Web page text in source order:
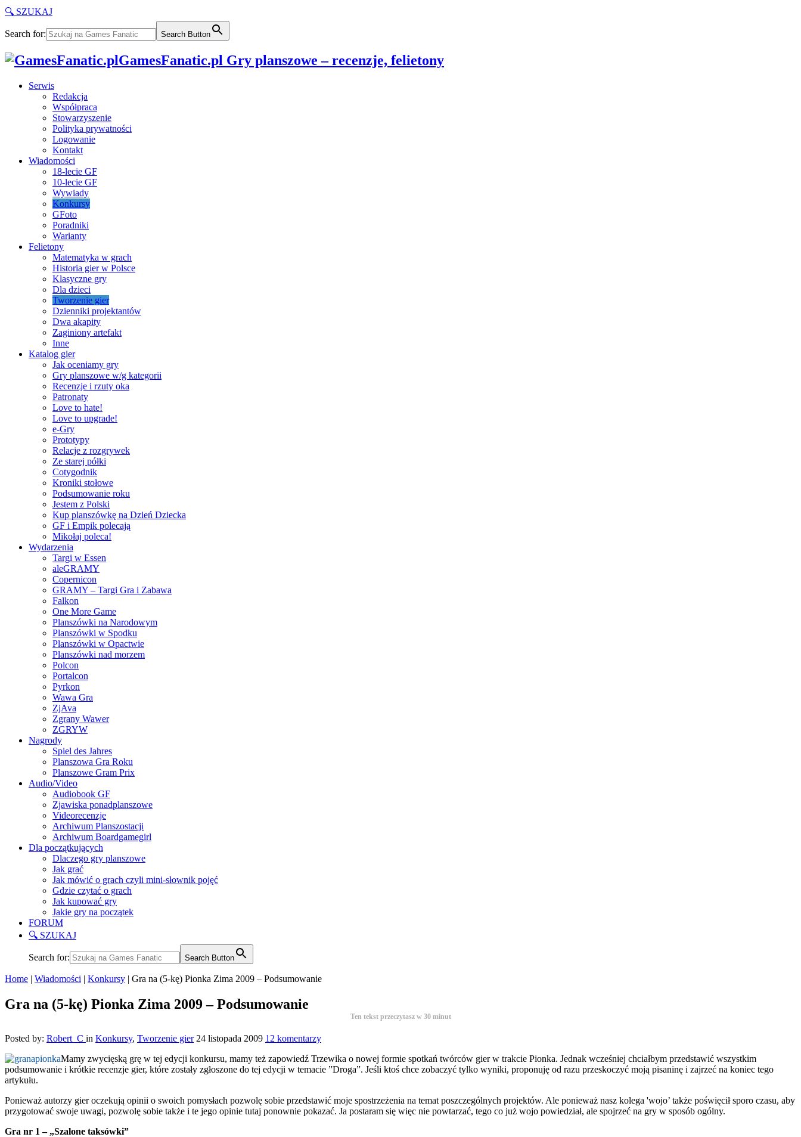
🔍 SZUKAJ
Search for: Search Button
GamesFanatic.pl Gry planszowe – recenzje, felietony
Serwis
Redakcja
Współpraca
Stowarzyszenie
Polityka prywatności
Logowanie
Kontakt
Wiadomości
18-lecie GF
10-lecie GF
Wywiady
Konkursy
GFoto
Poradniki
Warianty
Felietony
Matematyka w grach
Historia gier w Polsce
Klasyczne gry
Dla dzieci
Tworzenie gier
Dzienniki projektantów
Dwa akapity
Zaginiony artefakt
Inne
Katalog gier
Jak oceniamy gry
Gry planszowe w/g kategorii
Recenzje i rzuty oka
Patronaty
Love to hate!
Love to upgrade!
e-Gry
Prototypy
Relacje z rozgrywek
Ze starej półki
Cotygodnik
Kroniki stołowe
Podsumowanie roku
Jestem z Polski
Kup planszówkę na Dzień Dziecka
GF i Empik polecają
Mikołaj poleca!
Wydarzenia
Targi w Essen
aleGRAMY
Copernicon
GRAMY – Targi Gra i Zabawa
Falkon
One More Game
Planszówki na Narodowym
Planszówki w Spodku
Planszówki w Opactwie
Planszówki nad morzem
Polcon
Portalcon
Pyrkon
Wawa Gra
ZjAva
Zgrany Wawer
ZGRYW
Nagrody
Spiel des Jahres
Planszowa Gra Roku
Planszowe Gram Prix
Audio/Video
Audiobook GF
Zjawiska ponadplanszowe
Videorecenzje
Archiwum Planszostacji
Archiwum Boardgamegirl
Dla początkujących
Dlaczego gry planszowe
Jak grać
Jak mówić o grach czyli mini-słownik pojęć
Gdzie czytać o grach
Jak kupować gry
Jakie gry na początek
FORUM
🔍 SZUKAJ
Search for: Search Button
Home | Wiadomości | Konkursy | Gra na (5-kę) Pionka Zima 2009 – Podsumowanie
Gra na (5-kę) Pionka Zima 2009 – Podsumowanie
Ten tekst przeczytasz w 30 minut
Posted by: Robert_C in Konkursy, Tworzenie gier 24 listopada 2009 12 komentarzy
Mamy zwycięską grę w tej edycji konkursu, mamy też zapowiedź Trzewika o nowej formie spotkań twórców gier w trakcie Pionka. Jednak wcześniej chciałbym przedstawić wszystkim
podsumowanie i krótkie recenzje gier, które zostały zgłoszone do tej edycji w temacie ”Droga”. Jeśli ktoś chce zobaczyć tylko wyniki, proponuję od razu przeskoczyć moją pisaninę i zajrzeć na koniec tego
artykułu.
Ponieważ autorzy gier oczekują opinii o swoich pomysłach pozwolę sobie przedstawić moje spostrzeżenia na temat poszczególnych projektów. Ale ponieważ nasz kolega 'wojo’ także poświęcił sporo czasu, aby
przygotować swoje uwagi, pozwolę sobie także i te jego opinie tutaj ponownie pokazać. Ja postaram się więc nie powtarzać, tego co już wojo powiedział, ale spojrzeć na gry w sposób ogólny.
Gra nr 1 – „Szalone taksówki”